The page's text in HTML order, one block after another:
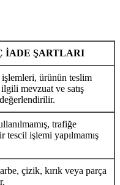
İADE ŞARTLARI
ürünün teslim
mevzuat ve satış
trafiğe
tescil işlemi yapılmamış
çizik, kırık veya parça